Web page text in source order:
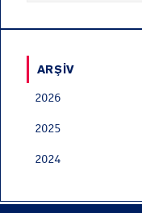
ARŞIV
2026
2025
2024